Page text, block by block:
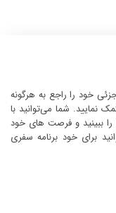
خود را راجع به هرگونه
نمایید. شما می‌توانید با
را ببینید و فرصت های خود
برای خود برنامه سفری